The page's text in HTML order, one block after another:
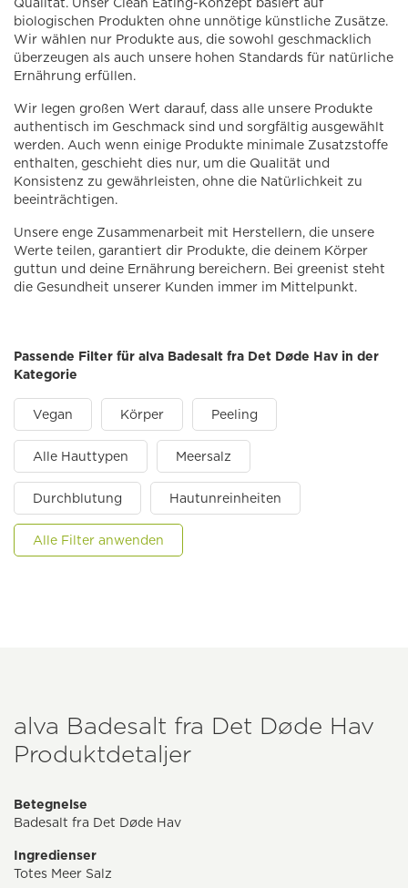
Qualität. Unser Clean Eating-Konzept basiert auf
biologischen Produkten ohne unnötige künstliche Zusätze.
Wir wählen nur Produkte aus, die sowohl geschmacklich
überzeugen als auch unsere hohen Standards für natürliche
Ernährung erfüllen.
Wir legen großen Wert darauf, dass alle unsere Produkte
authentisch im Geschmack sind und sorgfältig ausgewählt
werden. Auch wenn einige Produkte minimale Zusatzstoffe
enthalten, geschieht dies nur, um die Qualität und
Konsistenz zu gewährleisten, ohne die Natürlichkeit zu
beeinträchtigen.
Unsere enge Zusammenarbeit mit Herstellern, die unsere
Werte teilen, garantiert dir Produkte, die deinem Körper
guttun und deine Ernährung bereichern. Bei greenist steht
die Gesundheit unserer Kunden immer im Mittelpunkt.
Passende Filter für alva Badesalt fra Det Døde Hav in der
Kategorie
Vegan Körper Peeling
Alle Hauttypen Meersalz
Durchblutung Hautunreinheiten
Alle Filter anwenden
alva Badesalt fra Det Døde Hav
Produktdetaljer
Betegnelse
Badesalt fra Det Døde Hav
Ingredienser
Totes Meer Salz